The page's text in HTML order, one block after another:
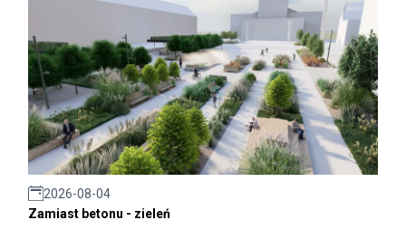
2026-08-04
Zamiast betonu - zieleń